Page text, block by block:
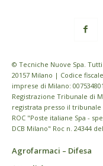
© Tecniche Nuove Spa.
20157 Milano | Codice
imprese di Milano:
Registrazione Tribunale di
registrata presso il tribunale
ROC "Poste italiane Spa -
DCB Milano" Roc n. 24344
Agrofarmaci – Difesa